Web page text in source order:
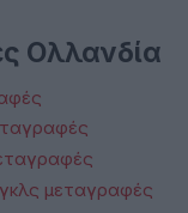
Ολλανδία
μεταγραφές